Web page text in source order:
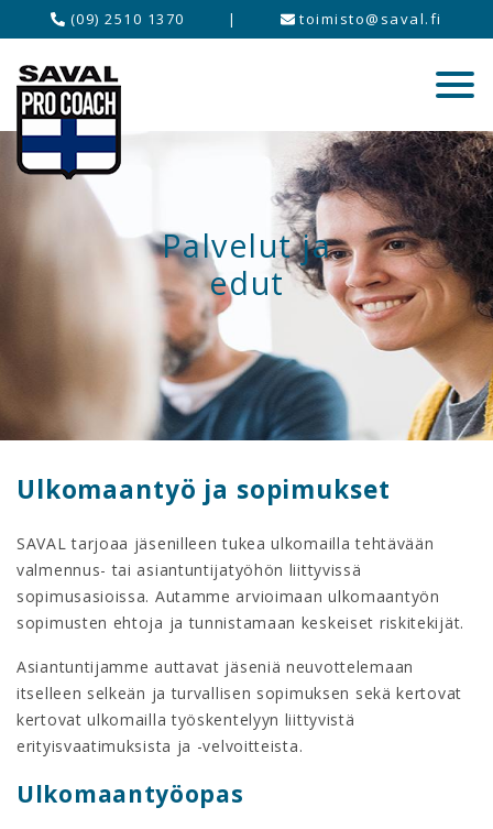
(09) 2510 1370 | toimisto@saval.fi
Palvelut ja
edut
Ulkomaantyö ja sopimukset
SAVAL tarjoaa jäsenilleen tukea ulkomailla tehtävään
valmennus- tai asiantuntijatyöhön liittyvissä
sopimusasioissa. Autamme arvioimaan ulkomaantyön
sopimusten ehtoja ja tunnistamaan keskeiset riskitekijät.
Asiantuntijamme auttavat jäseniä neuvottelemaan
itselleen selkeän ja turvallisen sopimuksen sekä kertovat
kertovat ulkomailla työskentelyyn liittyvistä
erityisvaatimuksista ja -velvoitteista.
Ulkomaantyöopas